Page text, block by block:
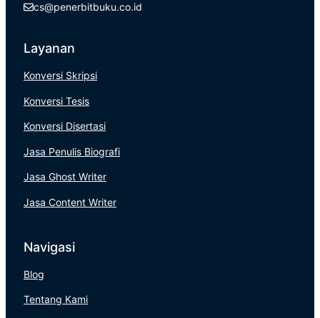
cs@penerbitbuku.co.id
Layanan
Konversi Skripsi
Konversi Tesis
Konversi Disertasi
Jasa Penulis Biografi
Jasa Ghost Writer
Jasa Content Writer
Navigasi
Blog
Tentang Kami